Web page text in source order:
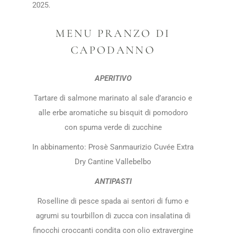
2025.
MENU PRANZO DI
CAPODANNO
APERITIVO
Tartare di salmone marinato al sale d’arancio e
alle erbe aromatiche su bisquit di pomodoro
con spuma verde di zucchine
In abbinamento: Prosè Sanmaurizio Cuvée Extra
Dry Cantine Vallebelbo
ANTIPASTI
Roselline di pesce spada ai sentori di fumo e
agrumi su tourbillon di zucca con insalatina di
finocchi croccanti condita con olio extravergine